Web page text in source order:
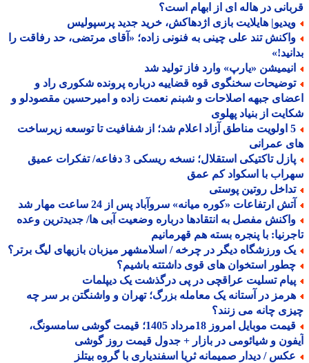
در هاله ای از ابهام است؟
هایلایت بازی اژدهاکش، خرید جدید پرسپولیس
تند علی چینی به فنونی زاده؛ «آقای مرتضی، حد رفاقت را
«یارپ» وارد فاز تولید شد
سخنگوی قوه قضاییه درباره پرونده شکوری راد و
جبهه اصلاحات و شبنم نعمت زاده و امیرحسین مقصودلو و
از بنیاد پهلوی
5 اولویت مناطق آزاد اعلام شد؛ از شفافیت تا توسعه زیرساخت
عمرانی
پازل تاکتیکی استقلال؛ نسخه ریسکی 3 دفاعه/ تفکرات عمیق
با اسکواد کم عمق
روتین پوستی
ارتفاعات «کوره میانه» سروآباد پس از 24 ساعت مهار شد
مفصل به انتقادها درباره وضعیت آبی ها/ جدیدترین وعده
با پنجره بسته هم قهرمانیم
ورزشگاه دیگر در چرخه / اسلامشهر میزبان بازیهای لیگ برتر؟
استخوان های قوی داشتته باشیم؟
تسلیت عراقچی در پی درگذشت یک دیپلمات
در آستانه یک معامله بزرگ؛ تهران و واشنگتن بر سر چه
چانه می زنند؟
قیمت موبایل امروز 18مرداد 1405؛ قیمت گوشی سامسونگ،
و شیائومی در بازار + جدول قیمت روز گوشی
/ دیدار صمیمانه ثریا اسفندیاری با گروه بیتلز